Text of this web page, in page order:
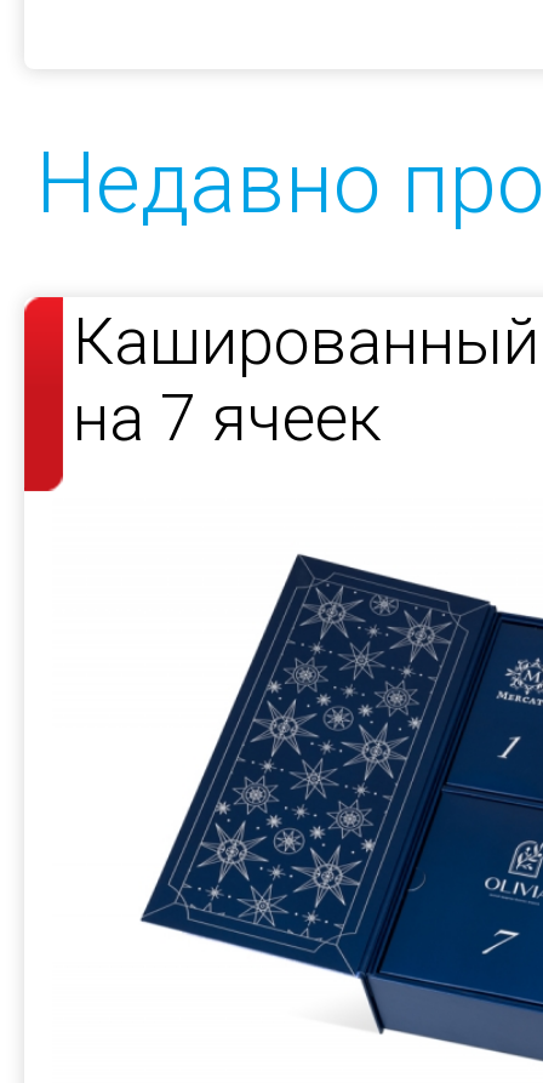
Недавно
Кашированный
на 7 ячеек